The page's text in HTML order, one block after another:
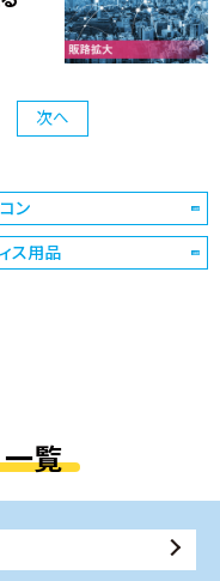
次へ
ン
ス用品
覧